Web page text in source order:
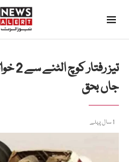
جاں بحق
1 سال پہلے